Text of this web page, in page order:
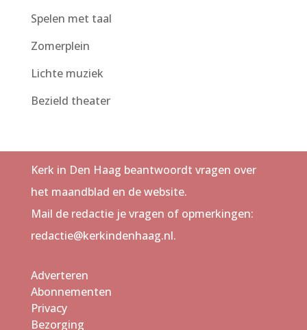
Spelen met taal
Zomerplein
Lichte muziek
Bezield theater
Kerk in Den Haag beantwoordt vragen over
het maandblad en de website.
Mail de redactie je vragen of opmerkingen:
redactie@kerkindenhaag.nl.
Adverteren
Abonnementen
Privacy
Bezorging